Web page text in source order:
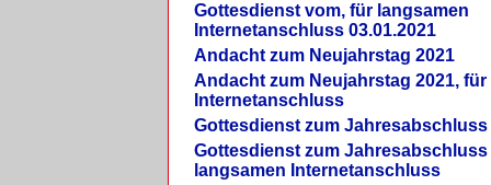
Gottesdienst vom, für langsamen
Internetanschluss 03.01.2021
Andacht zum Neujahrstag 2021
Andacht zum Neujahrstag 2021,
Internetanschluss
Gottesdienst zum Jahresabschluss
Gottesdienst zum Jahresabschluss
langsamen Internetanschluss